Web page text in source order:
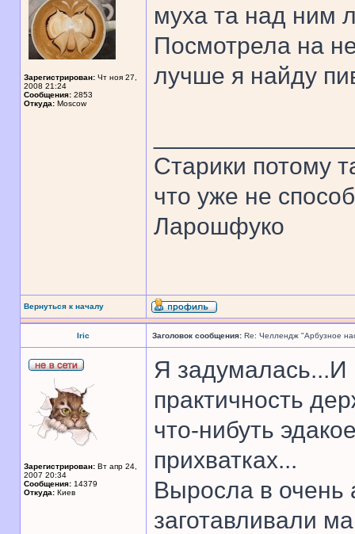
Зарегистрирован: Чт ноя 27,
2008 21:24
Сообщения: 2853
Откуда: Moscow
муха та над ним
Посмотрела на
лучше я найду
Старики потому
что уже не
Ларошфуко
Вернуться к началу
Iric Заголовок сообщения: Re: Челлендж "Арбузное
Зарегистрирован: Вт апр 24,
2007 20:34
Сообщения: 14379
Откуда: Киев
Я
практичность
что-нибуть
прихватках...
Выросла в очень
заготавливали